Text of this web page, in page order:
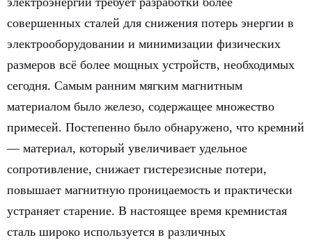
совершенных сталей для снижения потерь энергии в
электрооборудовании и минимизации физических
размеров всё более мощных устройств, необходимых
сегодня. Самым ранним мягким магнитным
материалом было железо, содержащее множество
примесей. Постепенно было обнаружено, что кремний
— материал, который увеличивает удельное
сопротивление, снижает гистерезисные потери,
повышает магнитную проницаемость и практически
устраняет старение. В настоящее время кремнистая
сталь широко используется в различных